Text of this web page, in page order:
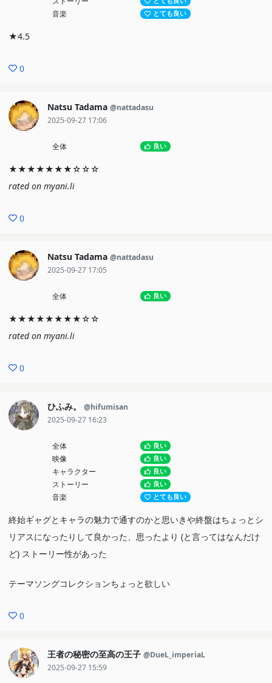
音楽 とても良い
★4.5
0
Natsu Tadama @nattadasu
2025-09-27 17:06
全体 良い
★★★★★★★☆☆☆
rated on myani.li
0
Natsu Tadama @nattadasu
2025-09-27 17:05
全体 良い
★★★★★★★★☆☆
rated on myani.li
0
ひふみ。
@hifumisan
2025-09-27 16:23
全体 良い
映像 良い
キャラクター 良い
ストーリー 良い
音楽 とても良い
終始ギャグとキャラの魅力で通すのかと思いきや終盤はちょっとシ
リアスになったりして良かった、思ったより (と言ってはなんだけ
ど) ストーリー性があった
テーマソングコレクションちょっと欲しい
0
王者の秘密の至高の王子 @DueL_imperiaL
2025-09-27 15:59